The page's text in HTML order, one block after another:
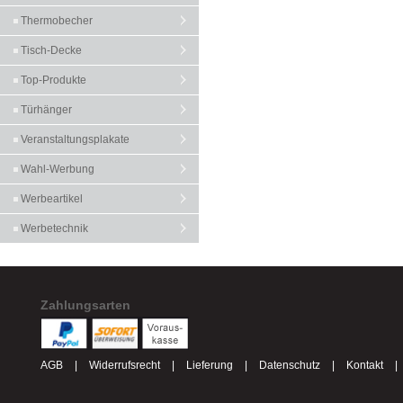
Thermobecher
Tisch-Decke
Top-Produkte
Türhänger
Veranstaltungsplakate
Wahl-Werbung
Werbeartikel
Werbetechnik
Zahlungsarten
AGB Widerrufsrecht Lieferung Datenschutz Kontakt